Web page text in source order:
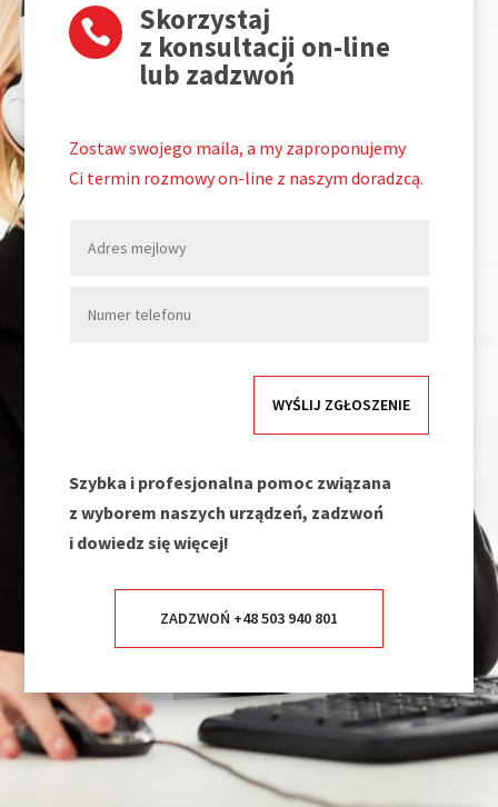
 Skorzystaj
z konsultacji on-line
lub zadzwoń
Zostaw swojego maila, a my zaproponujemy
Ci termin rozmowy on-line z naszym doradzcą.
WYŚLIJ ZGŁOSZENIE
Szybka i profesjonalna pomoc związana
z wyborem naszych urządzeń, zadzwoń
i dowiedz się więcej!
ZADZWOŃ +48 503 940 801